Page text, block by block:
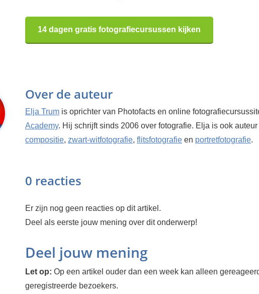
14 dagen gratis fotografiecursussen kijken
Over de auteur
Elja Trum is oprichter van Photofacts en online
Academy. Hij schrijft sinds 2006 over fotografie. Elja is ook
compositie, zwart-witfotografie, flitsfotografie en portretfotografie.
0 reacties
Er zijn nog geen reacties op dit artikel.
Deel als eerste jouw mening over dit onderwerp!
Deel jouw mening
Let op: Op een artikel ouder dan een week kan alleen
geregistreerde bezoekers.